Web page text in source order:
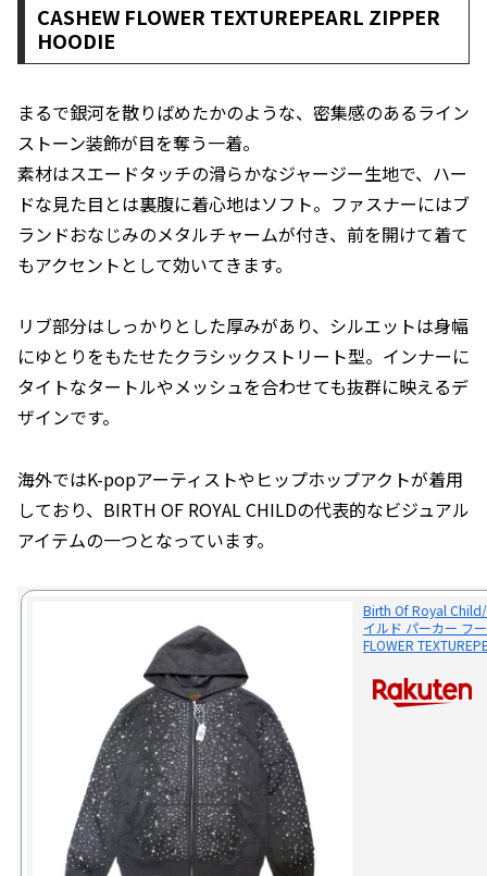
CASHEW FLOWER TEXTUREPEARL ZIPPER
HOODIE
まるで銀河を散りばめたかのような、密集感のあるライン
ストーン装飾が目を奪う一着。
素材はスエードタッチの滑らかなジャージー生地で、ハー
ドな見た目とは裏腹に着心地はソフト。ファスナーにはブ
ランドおなじみのメタルチャームが付き、前を開けて着て
もアクセントとして効いてきます。
リブ部分はしっかりとした厚みがあり、シルエットは身幅
にゆとりをもたせたクラシックストリート型。インナーに
タイトなタートルやメッシュを合わせても抜群に映えるデ
ザインです。
海外ではK-popアーティストやヒップホップアクトが着用
しており、BIRTH OF ROYAL CHILDの代表的なビジュアル
アイテムの一つとなっています。
Birth Of Royal
イルド パーカー フ
FLOWER